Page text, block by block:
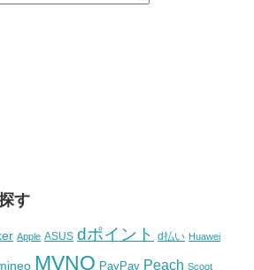
す
Apple ASUS dポイント d払い Huawei
MVNO PayPay Peach Scoot